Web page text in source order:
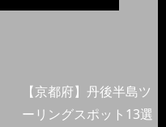
【京都府】丹後半島ツ
ーリングスポット13選